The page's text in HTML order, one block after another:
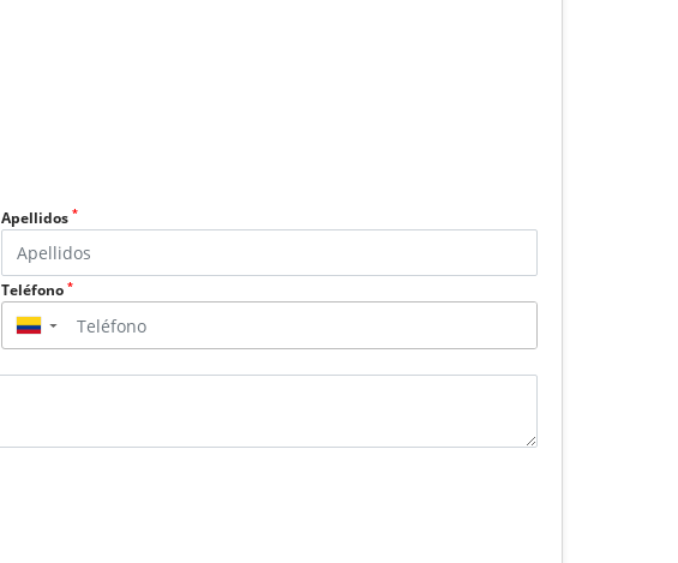
Apellidos *
Teléfono *
▼